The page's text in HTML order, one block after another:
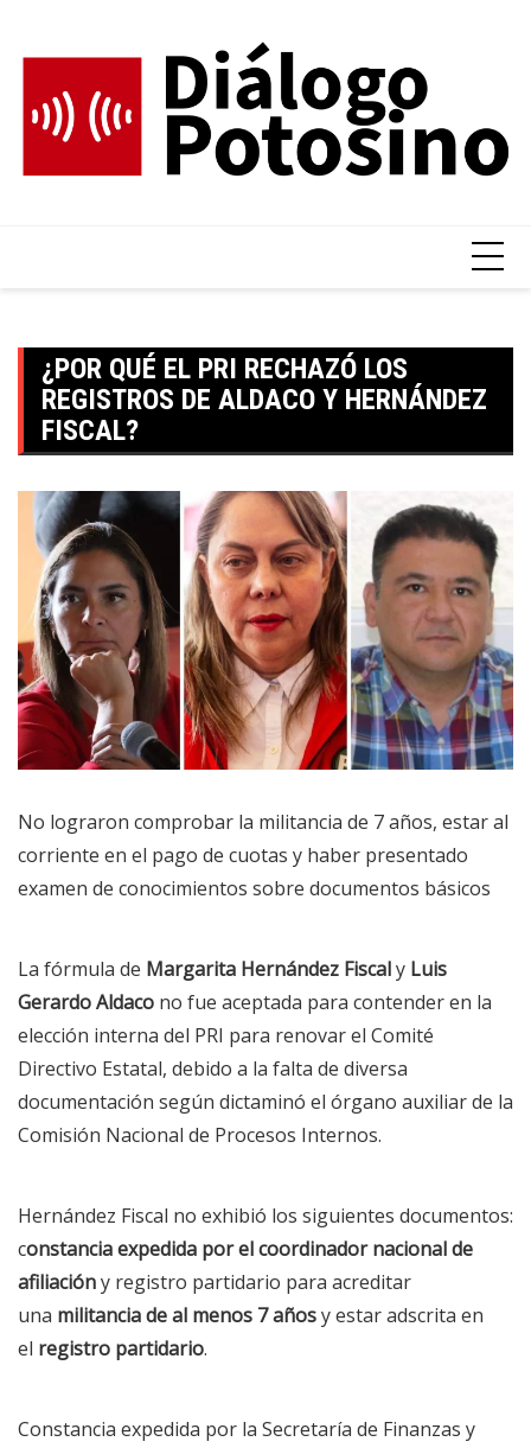
content
¿POR QUÉ EL PRI RECHAZÓ LOS
REGISTROS DE ALDACO Y HERNÁNDEZ
FISCAL?
No lograron comprobar la militancia de 7 años, estar al
corriente en el pago de cuotas y haber presentado
examen de conocimientos sobre documentos básicos
La fórmula de Margarita Hernández Fiscaly Luis
Gerardo Aldaco no fue aceptada para contender en la
elección interna del PRI para renovar el Comité
Directivo Estatal, debido a la falta de diversa
documentación según dictaminó el órgano auxiliar de la
Comisión Nacional de Procesos Internos.
Hernández Fiscal no exhibió los siguientes documentos:
constancia expedida por el coordinador nacional de
afiliacióny registro partidario para acreditar
una militancia de al menos 7 añosy estar adscrita en
el registro partidario.
Constancia expedida por la Secretaría de Finanzas y